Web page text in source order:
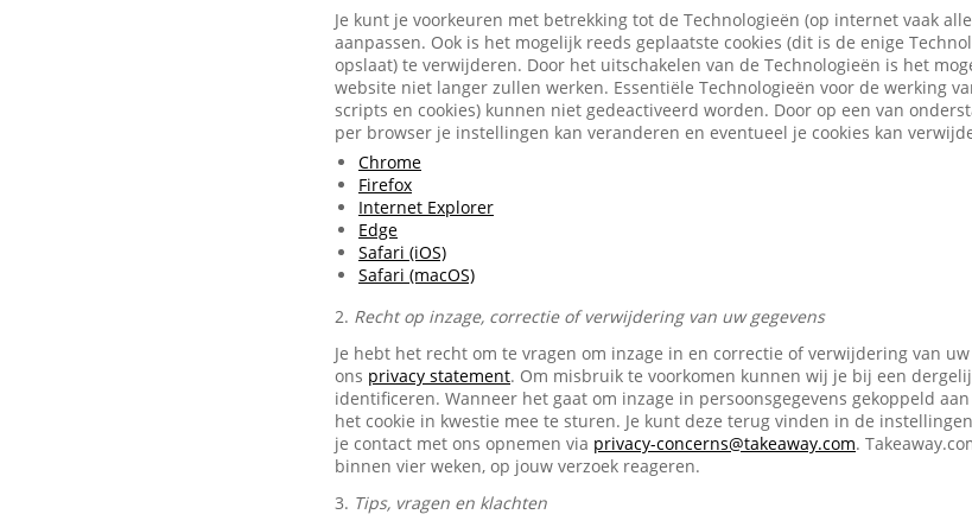
Je kunt je voorkeuren met betrekking tot de Technologieën (op internet vaak
aanpassen. Ook is het mogelijk reeds geplaatste cookies (dit is de enige
opslaat) te verwijderen. Door het uitschakelen van de Technologieën is het
website niet langer zullen werken. Essentiële Technologieën voor de werking
scripts en cookies) kunnen niet gedeactiveerd worden. Door op een van
per browser je instellingen kan veranderen en eventueel je cookies kan
Chrome
Firefox
Internet Explorer
Edge
Safari (iOS)
Safari (macOS)
2. Recht op inzage, correctie of verwijdering van uw gegevens
Je hebt het recht om te vragen om inzage in en correctie of verwijdering van
ons privacy statement. Om misbruik te voorkomen kunnen wij je bij een
identificeren. Wanneer het gaat om inzage in persoonsgegevens gekoppeld
het cookie in kwestie mee te sturen. Je kunt deze terug vinden in de
je contact met ons opnemen via privacy-concerns@takeaway.com.
binnen vier weken, op jouw verzoek reageren.
3. Tips, vragen en klachten